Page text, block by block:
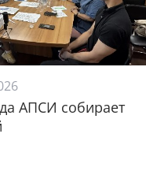
АПСИ собирает